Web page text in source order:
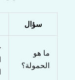
سؤال
ما هو
الحمولة؟